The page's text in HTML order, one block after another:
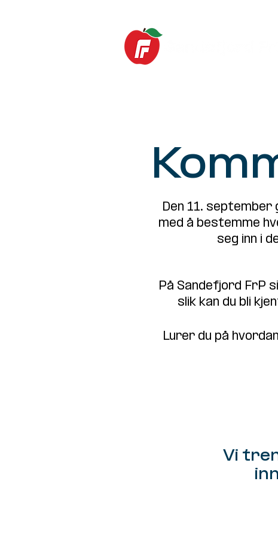
Den 11.
med å bestemme
seg inn i
På Sandefjord FrP
slik kan du bli
Lurer du på
Vi